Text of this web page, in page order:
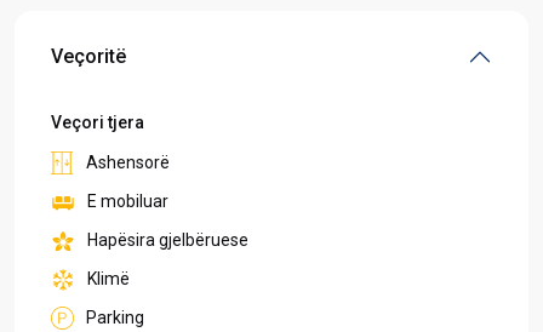
Veçoritë
Veçori tjera
Ashensorë
E mobiluar
Hapësira gjelbëruese
Klimë
Parking